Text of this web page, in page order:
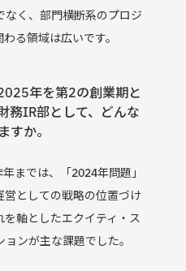
なく、部門横断系のプロジ
る領域は広いです。
年を第2の創業期と
務IR部として、どんな
すか。
までは、「2024年問題」
営としての戦略の位置づけ
軸としたエクイティ・ス
ンが主な課題でした。